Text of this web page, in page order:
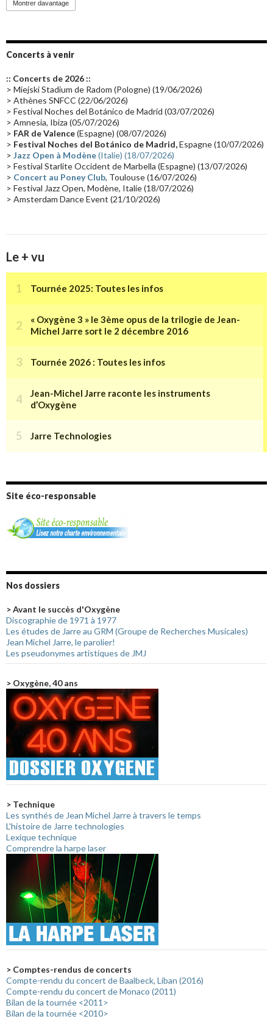
Groupe de Recherche Musicale
Passages radio Vidéo Jarrecast (16) Synthé 80's
Les concerts en Chine(16) Cinéma
Synthé Roland(15) Belgique(15)
(14) Astronomie (14)
Tournée 2025(14) 2024(14) Chine(13)
Montrer davantage
Concerts à venir
:: Concerts de 2026 ::
> Miejski Stadium de Radom (Pologne) (19/06/2026)
> Athènes SNFCC (22/06/2026)
> Festival Noches del Botánico de Madrid (03/07/2026)
> Amnesia, Ibiza (05/07/2026)
> FAR de Valence(Espagne) (08/07/2026)
> Festival Noches del Botánico de Madrid,Espagne (10/07/2026)
> Jazz Open à Modène(Italie) (18/07/2026)
> Festival Starlite Occident de Marbella (Espagne) (13/07/2026)
> Concert au Poney Club, Toulouse (16/07/2026)
> Festival Jazz Open, Modène, Italie (18/07/2026)
> Amsterdam Dance Event (21/10/2026)
Le + vu
Site éco-responsable
Nos dossiers
> Avant le succès d'Oxygène
Discographie de 1971 à 1977
Les études de Jarre au GRM (Groupe de Recherches Musicales)
Jean Michel Jarre, le parolier!
Les pseudonymes artistiques de JMJ
> Oxygène, 40 ans
> Technique
Les synthés de Jean Michel Jarre à travers le temps
L'histoire de Jarre technologies
Lexique technique
Comprendre la harpe laser
> Comptes-rendus de concerts
Compte-rendu du concert de Baalbeck, Liban (2016)
Compte-rendu du concert de Monaco (2011)
Bilan de la tournée <2011>
Bilan de la tournée <2010>